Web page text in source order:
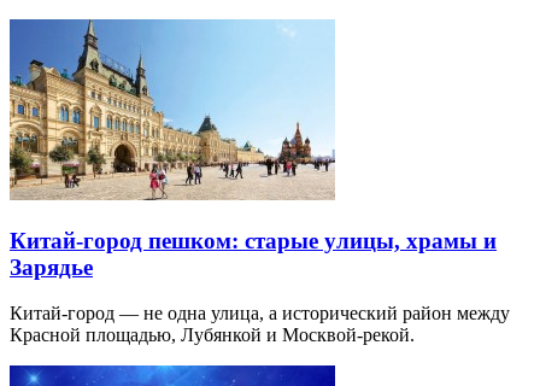
Китай-город пешком: старые улицы, храмы и
Зарядье
Китай-город — не одна улица, а исторический район между
Красной площадью, Лубянкой и Москвой-рекой.